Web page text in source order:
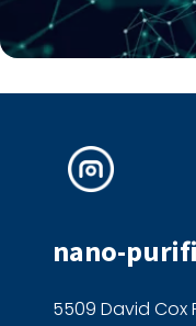
nano-
5509 David Cox